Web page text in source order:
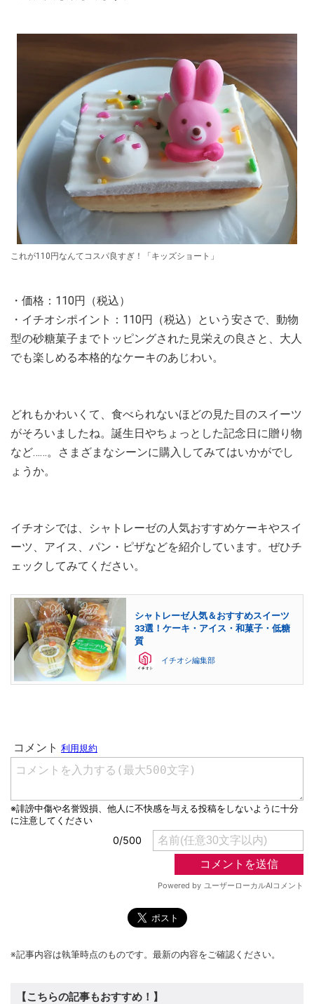
これが110円なんてコスパ良すぎ！「キッズショート」
・価格：110円（税込）
・イチオシポイント：110円（税込）という安さで、動物
型の砂糖菓子までトッピングされた見栄えの良さと、大人
でも楽しめる本格的なケーキのあじわい。
どれもかわいくて、食べられないほどの見た目のスイーツ
がそろいましたね。誕生日やちょっとした記念日に贈り物
など……。さまざまなシーンに購入してみてはいかがでし
ょうか。
イチオシでは、シャトレーゼの人気おすすめケーキやスイ
ーツ、アイス、パン・ピザなどを紹介しています。ぜひチ
ェックしてみてください。
シャトレーゼ人気＆おすすめスイーツ
33選！ケーキ・アイス・和菓子・低糖
質
イチオシ編集部
※記事内容は執筆時点のものです。最新の内容をご確認ください。
【こちらの記事もおすすめ！】